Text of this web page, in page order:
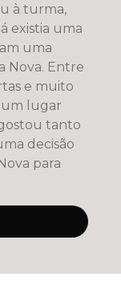
à turma,
existia uma
uma
Entre
e muito
um lugar
tanto
decisão
para